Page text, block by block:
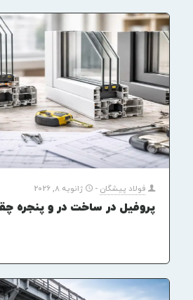
فولاد پیشگان - ژانویه 8, 2026
پروفیل در ساخت در و پنجره